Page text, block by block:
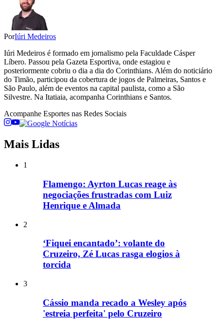
PorIúri Medeiros
Iúri Medeiros é formado em jornalismo pela Faculdade Cásper
Líbero. Passou pela Gazeta Esportiva, onde estagiou e
posteriormente cobriu o dia a dia do Corinthians. Além do noticiário
do Timão, participou da cobertura de jogos de Palmeiras, Santos e
São Paulo, além de eventos na capital paulista, como a São
Silvestre. Na Itatiaia, acompanha Corinthians e Santos.
Acompanhe Esportes nas Redes Sociais
Mais Lidas
1
Flamengo: Ayrton Lucas reage às
negociações frustradas com Luiz
Henrique e Almada
2
‘Fiquei encantado’: volante do
Cruzeiro, Zé Lucas rasga elogios à
torcida
3
Cássio manda recado a Wesley após
'estreia perfeita' pelo Cruzeiro